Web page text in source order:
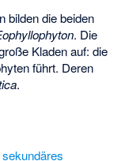
bilden die beiden
. Die
Kladen auf: die
führt. Deren
.
sekundäres